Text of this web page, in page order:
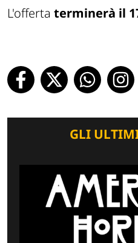
L'offerta terminerà il
GLI